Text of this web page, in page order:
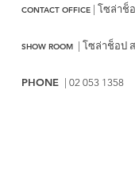
CONTACT OFFICE | โซล่าช็
SHOW ROOM โซล่าช็อป
PHONE | 02 053